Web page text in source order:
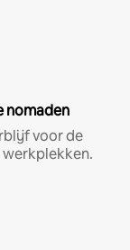
nomaden
voor de